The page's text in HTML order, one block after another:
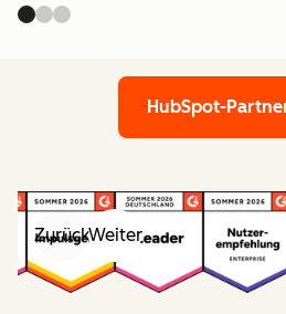
HubSpot-
ZurückWeiter